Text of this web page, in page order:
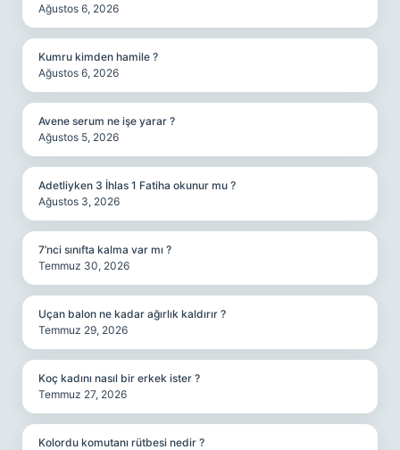
Ağustos 6, 2026
Kumru kimden hamile ?
Ağustos 6, 2026
Avene serum ne işe yarar ?
Ağustos 5, 2026
Adetliyken 3 İhlas 1 Fatiha okunur mu ?
Ağustos 3, 2026
7’nci sınıfta kalma var mı ?
Temmuz 30, 2026
Uçan balon ne kadar ağırlık kaldırır ?
Temmuz 29, 2026
Koç kadını nasıl bir erkek ister ?
Temmuz 27, 2026
Kolordu komutanı rütbesi nedir ?